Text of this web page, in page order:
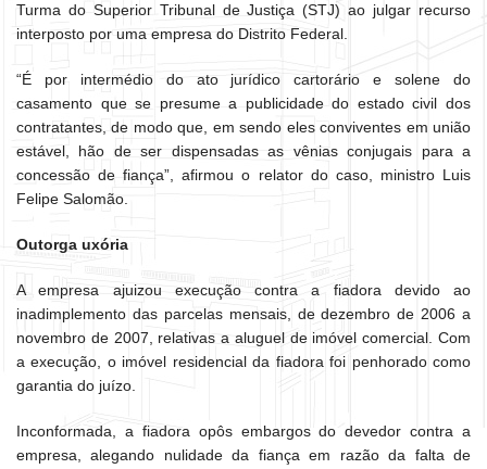
Turma do Superior Tribunal de Justiça (STJ) ao julgar recurso
interposto por uma empresa do Distrito Federal.
“É por intermédio do ato jurídico cartorário e solene do
casamento que se presume a publicidade do estado civil dos
contratantes, de modo que, em sendo eles conviventes em união
estável, hão de ser dispensadas as vênias conjugais para a
concessão de fiança”, afirmou o relator do caso, ministro Luis
Felipe Salomão.
Outorga uxória
A empresa ajuizou execução contra a fiadora devido ao
inadimplemento das parcelas mensais, de dezembro de 2006 a
novembro de 2007, relativas a aluguel de imóvel comercial. Com
a execução, o imóvel residencial da fiadora foi penhorado como
garantia do juízo.
Inconformada, a fiadora opôs embargos do devedor contra a
empresa, alegando nulidade da fiança em razão da falta de